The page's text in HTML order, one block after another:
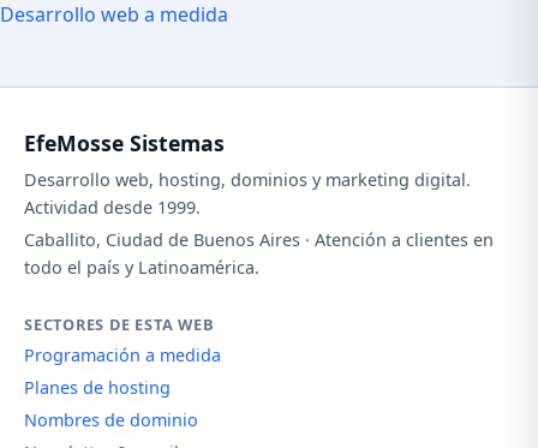
Desarrollo web a medida
EfeMosse Sistemas
Desarrollo web, hosting, dominios y marketing digital.
Actividad desde 1999.
Caballito, Ciudad de Buenos Aires · Atención a clientes en
todo el país y Latinoamérica.
SECTORES DE ESTA WEB
Programación a medida
Planes de hosting
Nombres de dominio